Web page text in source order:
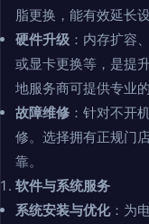
脂更换，能有效延长
硬件升级 ：内存扩容
或显卡更换等，是提
地服务商可提供专业
故障维修 ：针对不开
修。选择拥有正规门
靠。
软件与系统服务
系统安装与优化：为